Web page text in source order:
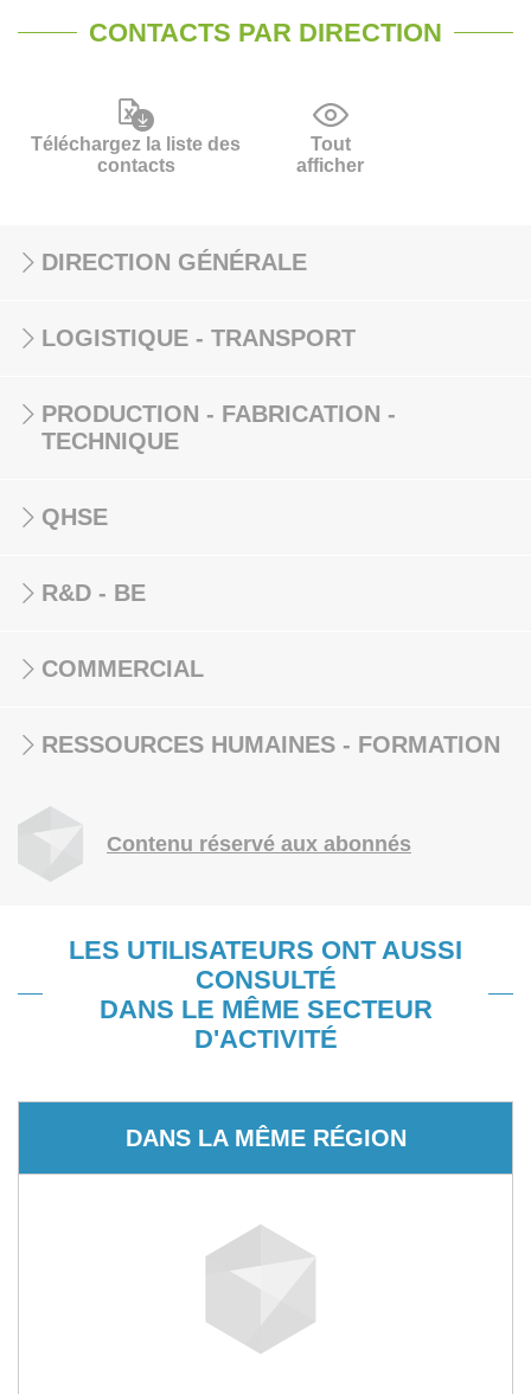
CONTACTS PAR DIRECTION
Téléchargez la liste des
contacts
Tout
afficher
DIRECTION GÉNÉRALE
LOGISTIQUE - TRANSPORT
PRODUCTION - FABRICATION -
TECHNIQUE
QHSE
R&D - BE
COMMERCIAL
RESSOURCES HUMAINES - FORMATION
Contenu réservé aux abonnés
LES UTILISATEURS ONT AUSSI
CONSULTÉ
DANS LE MÊME SECTEUR
D'ACTIVITÉ
DANS LA MÊME RÉGION